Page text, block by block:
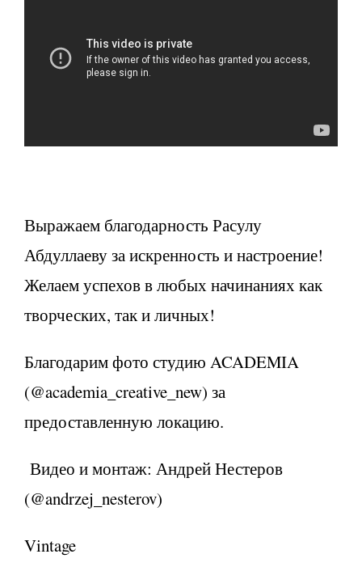
Выражаем благодарность Расулу
Абдуллаеву за искренность и настроение!
Желаем успехов в любых начинаниях как
творческих, так и личных!
Благодарим фото студию ACADEMIA
(@academia_creative_new) за
предоставленную локацию.
Видео и монтаж: Андрей Нестеров
(@andrzej_nesterov)
Vintage